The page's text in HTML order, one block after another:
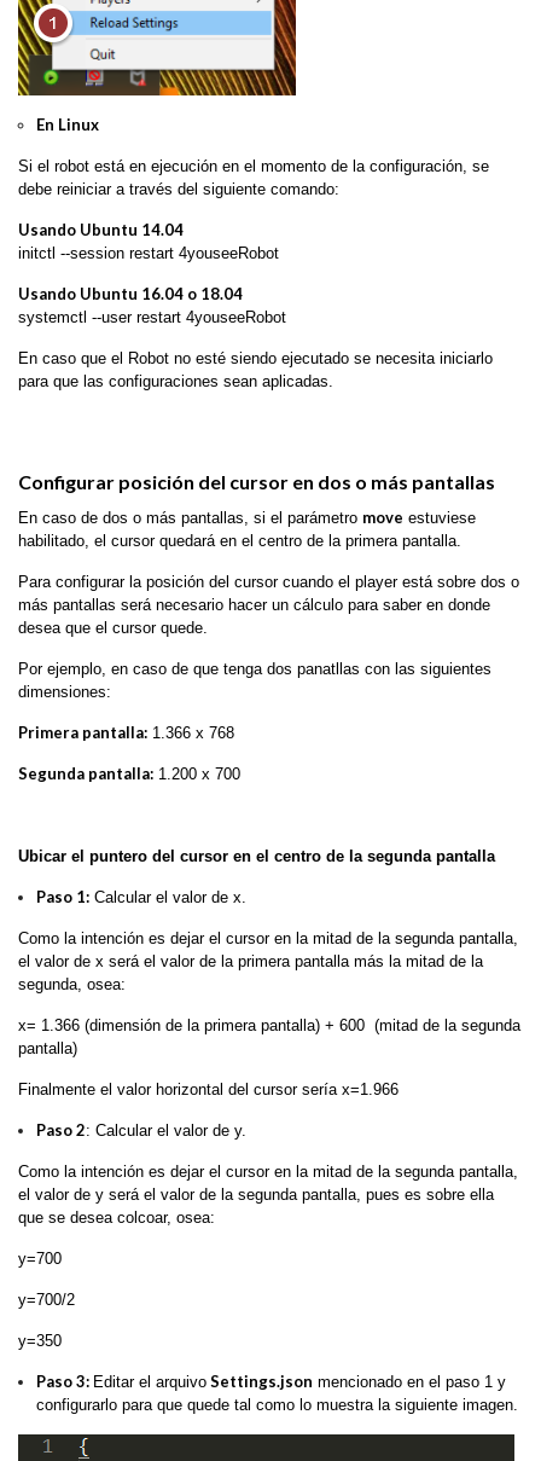
En Linux
Si el robot está en ejecución en el momento de la configuración, se
debe reiniciar a través del siguiente comando:
Usando Ubuntu 14.04
initctl --session restart 4youseeRobot
Usando Ubuntu 16.04 o 18.04
systemctl --user restart 4youseeRobot
En caso que el Robot no esté siendo ejecutado se necesita iniciarlo
para que las configuraciones sean aplicadas.
Configurar posición del cursor en dos o más pantallas
En caso de dos o más pantallas, si el parámetro move estuviese
habilitado, el cursor quedará en el centro de la primera pantalla.
Para configurar la posición del cursor cuando el player está sobre dos o
más pantallas será necesario hacer un cálculo para saber en donde
desea que el cursor quede.
Por ejemplo, en caso de que tenga dos panatllas con las siguientes
dimensiones:
Primera pantalla: 1.366 x 768
Segunda pantalla: 1.200 x 700
Ubicar el puntero del cursor en el centro de la segunda pantalla
Paso 1: Calcular el valor de x.
Como la intención es dejar el cursor en la mitad de la segunda pantalla,
el valor de x será el valor de la primera pantalla más la mitad de la
segunda, osea:
x= 1.366 (dimensión de la primera pantalla) + 600 (mitad de la segunda
pantalla)
Finalmente el valor horizontal del cursor sería x=1.966
Paso 2: Calcular el valor de y.
Como la intención es dejar el cursor en la mitad de la segunda pantalla,
el valor de y será el valor de la segunda pantalla, pues es sobre ella
que se desea colcoar, osea:
y=700
y=700/2
y=350
Paso 3: Editar el arquivo Settings.json mencionado en el paso 1 y
configurarlo para que quede tal como lo muestra la siguiente imagen.